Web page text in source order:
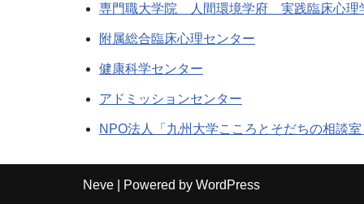
専門職大学院 人間環境学府 実践臨床心理
附属総合臨床心理センター
健康科学センター
アドミッションセンター
NPO法人「九州大学こころとそだちの相談室
Neve | Powered by WordPress